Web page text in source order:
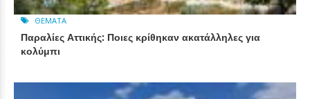
ΘΈΜΑΤΑ
Παραλίες Αττικής: Ποιες κρίθηκαν ακατάλληλες για
κολύμπι